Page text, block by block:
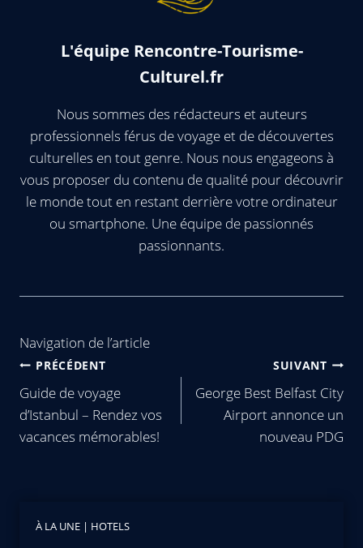
L'équipe Rencontre-Tourisme-
Culturel.fr
Nous sommes des rédacteurs et auteurs
professionnels férus de voyage et de découvertes
culturelles en tout genre. Nous nous engageons à
vous proposer du contenu de qualité pour découvrir
le monde tout en restant derrière votre ordinateur
ou smartphone. Une équipe de passionnés
passionnants.
Navigation de l’article
PRÉCÉDENT
Guide de voyage
d’Istanbul – Rendez vos
vacances mémorables!
SUIVANT
George Best Belfast City
Airport annonce un
nouveau PDG
À LA UNE | HOTELS